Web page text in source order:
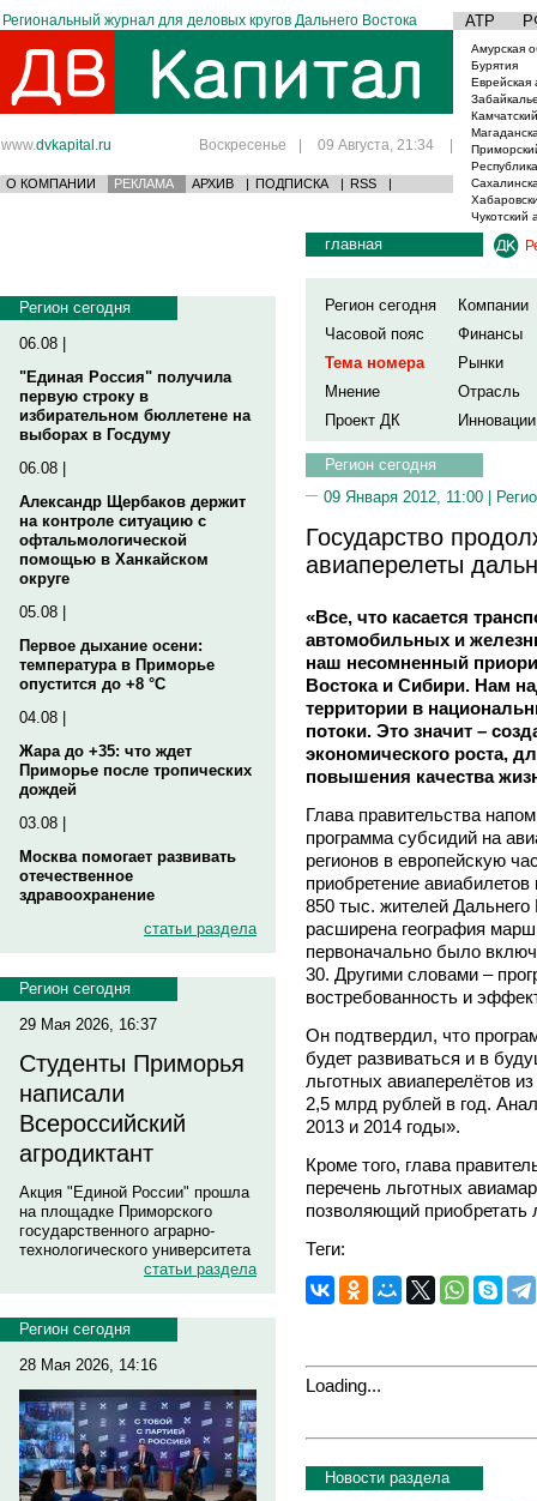
Региональный журнал для деловых кругов Дальнего Востока АТР
www.dvkapital.ru Воскресенье | 09 Августа, 21:34 |
О КОМПАНИИ РЕКЛАМА АРХИВ | ПОДПИСКА | RSS |
Амурская
Бурятия
Еврейская
Чукотский
Регион сегодня
06.08 |
"Единая Россия" получила
первую строку в
избирательном бюллетене на
выборах в Госдуму
06.08 |
Александр Щербаков держит
на контроле ситуацию с
офтальмологической
помощью в Ханкайском
округе
05.08 |
Первое дыхание осени:
температура в Приморье
опустится до +8 °C
04.08 |
Жара до +35: что ждет
Приморье после тропических
дождей
03.08 |
Москва помогает развивать
отечественное
здравоохранение
статьи раздела
Регион сегодня
29 Мая 2026, 16:37
Студенты Приморья
написали
Всероссийский
агродиктант
Акция "Единой России" прошла
на площадке Приморского
государственного аграрно-
технологического университета
статьи раздела
Регион сегодня
28 Мая 2026, 14:16
главная
Регион сегодня
Компании
Часовой пояс
Финансы
Тема номера
Рынки
Мнение
Отрасль
Проект ДК
Инновации
Регион сегодня
09 Января 2012, 11:00 |
Государство
авиаперелеты
«Все, что касается
автомобильных и
наш несомненный
Востока и Сибири. Нам
территории в
потоки. Это значит –
экономического роста,
повышения качества
Глава правительства
программа субсидий на
регионов в европейскую
приобретение
850 тыс. жителей
расширена география
первоначально было
30. Другими словами –
востребованность и
Он подтвердил, что
будет развиваться и в
льготных авиаперелётов
2,5 млрд рублей в год.
2013 и 2014 годы».
Кроме того, глава
перечень льготных
позволяющий приобретать
Теги:
Loading...
Новости раздела